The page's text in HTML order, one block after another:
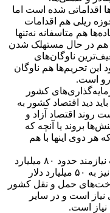
اقداماتی شده است اما
ریلی هم اقدامات
هم متاسفانه نه‌تنها
هم در حال مستهلک شدن
ناوگان‌های
تحریم‌ها هم ناوگان
است.
کشور
دید اقتصاد کشور به
اقتصاد آزاد و
بروند یا آنچه که
هر دوی اینها با هم
در بخش انرژی که شامل گازو نفت است نیازمند حدود ۸۰ میلیارد
دلار سرمایه‌گذاری هستیم، در حوزه برق نیز به ۵۰ میلیارد دلار
حمل و نقل کشور
نیاز است و در سایر
است.